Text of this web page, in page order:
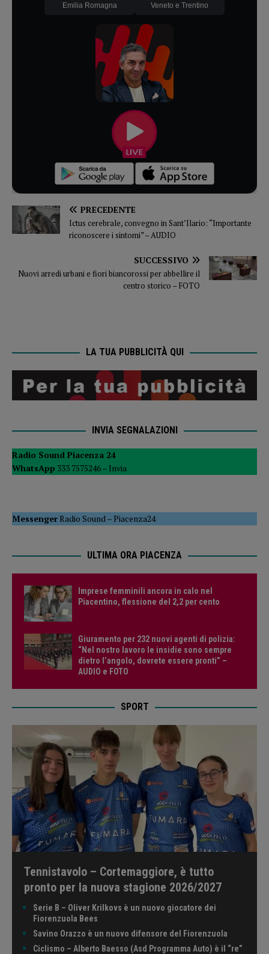
Emilia Romagna Veneto e Trentino
PRECEDENTE
Ictus cerebrale, convegno in Sant’Ilario: “Importante
riconoscere i sintomi” – AUDIO
SUCCESSIVO
Nuovi arredi urbani e fiori biancorossi per abbellire il
centro storico – FOTO
LA TUA PUBBLICITÀ QUI
INVIA SEGNALAZIONI
Radio Sound Piacenza 24
WhatsApp 333 7575246 – Invia
MessengerRadio Sound–Piacenza24
ULTIMA ORA PIACENZA
Imprese femminili ancora in calo nel
Piacentino, flessione del 2,2 per cento
Giuramento per 232 nuovi agenti di polizia:
“Nel nostro lavoro le insidie sono sempre
dietro l’angolo, dovrete essere pronti” –
AUDIO e FOTO
SPORT
Tennistavolo – Cortemaggiore, è tutto
pronto per la nuova stagione 2026/2027
Serie B – Oliver Krilkovs è un nuovo giocatore dei
Fiorenzuola Bees
Savino Orazzo è un nuovo difensore del Fiorenzuola
Ciclismo – Alberto Baesso (Asd Programma Auto) è il “re”